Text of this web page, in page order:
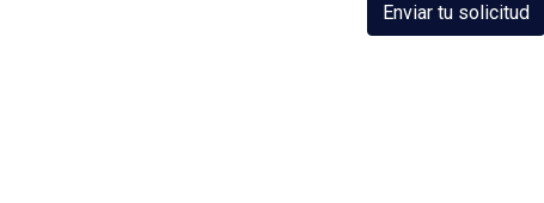
Enviar tu solicitud